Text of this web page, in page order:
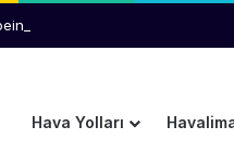
777-9 Uçaklarını
Hava Yolları